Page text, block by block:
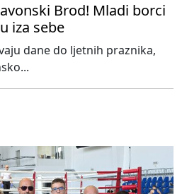
Brod! Mladi borci
iza sebe
dane do ljetnih praznika,